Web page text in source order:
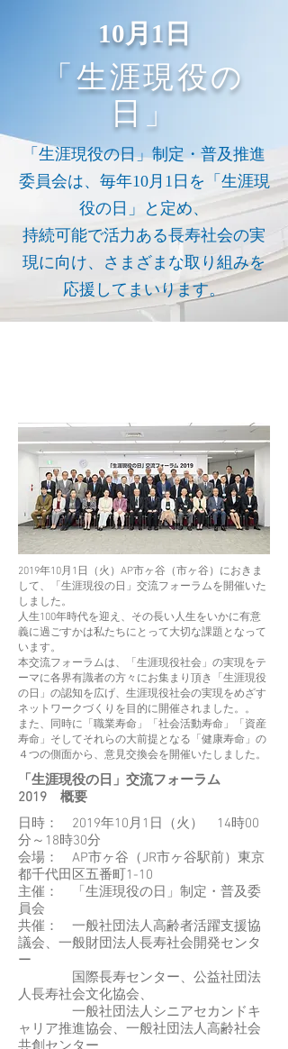
​10月1日
「生涯現役の
日」
「生涯現役の日」制定・普及推進
委員会は、毎年10月1日を「生涯現
役の日」と定め、
持続可能で活力ある長寿社会の実
現に向け、さまざまな取り組みを
応援してまいります。
2019年10月1日（火）AP市ヶ谷（市ヶ谷）におきま
して、「生涯現役の日」交流フォーラムを開催いた
しました。
人生100年時代を迎え、その長い人生をいかに有意
義に過ごすかは私たちにとって大切な課題となって
います。
本交流フォーラムは、「生涯現役社会」の実現をテ
ーマに各界有識者の方々にお集まり頂き「生涯現役
の日」の認知を広げ、生涯現役社会の実現をめざす
ネットワークづくりを目的に開催されました。。
また、同時に「職業寿命」「社会活動寿命」「資産
寿命」そしてそれらの大前提となる「健康寿命」の
４つの側面から、意見交換会を開催いたしました。
​「生涯現役の日」交流フォーラム
2019 概要
日時： 2019年10月1日（火） 14時00
分～18時30分
会場： AP市ヶ谷（JR市ヶ谷駅前）東京
都千代田区五番町1-10
主催： 「生涯現役の日」制定・普及委
員会
共催： 一般社団法人高齢者活躍支援協
議会、一般財団法人長寿社会開発センタ
ー
国際長寿センター、公益社団法
人長寿社会文化協会、
一般社団法人シニアセカンドキ
ャリア推進協会、一般社団法人高齢社会